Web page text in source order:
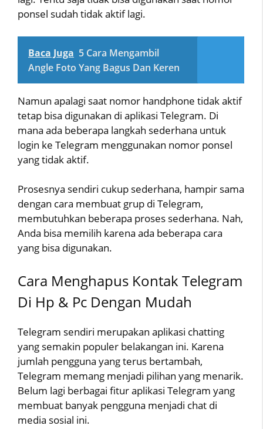
ponsel sudah tidak aktif lagi.
Baca Juga 5 Cara Mengambil
Angle Foto Yang Bagus Dan Keren
Namun apalagi saat nomor handphone tidak aktif
tetap bisa digunakan di aplikasi Telegram. Di
mana ada beberapa langkah sederhana untuk
login ke Telegram menggunakan nomor ponsel
yang tidak aktif.
Prosesnya sendiri cukup sederhana, hampir sama
dengan cara membuat grup di Telegram,
membutuhkan beberapa proses sederhana. Nah,
Anda bisa memilih karena ada beberapa cara
yang bisa digunakan.
Cara Menghapus Kontak Telegram
Di Hp & Pc Dengan Mudah
Telegram sendiri merupakan aplikasi chatting
yang semakin populer belakangan ini. Karena
jumlah pengguna yang terus bertambah,
Telegram memang menjadi pilihan yang menarik.
Belum lagi berbagai fitur aplikasi Telegram yang
membuat banyak pengguna menjadi chat di
media sosial ini.